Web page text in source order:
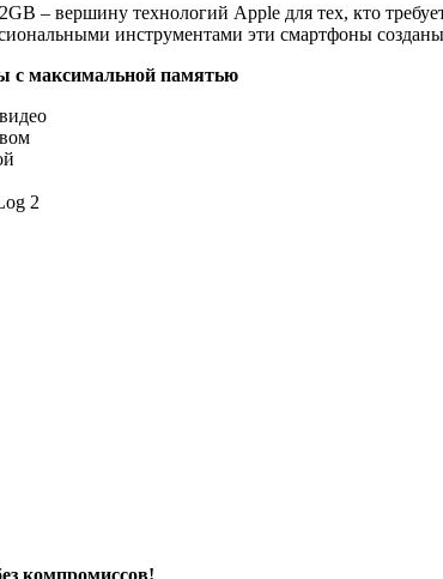
– вершину технологий Apple для тех, кто
инструментами эти смартфоны
с максимальной памятью
2
компромиссов!